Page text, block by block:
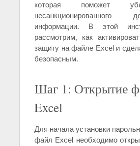
которая поможет
информации. В этой
рассмотрим, как
защиту на файле Excel и
безопасным.
Шаг 1: Открытие
Excel
Для начала установки
файл Excel необходимо